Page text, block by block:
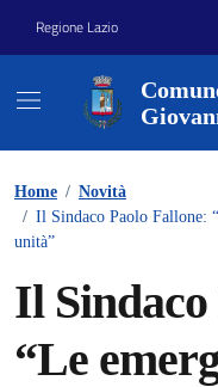
Regione Lazio
Home / Novità
/ Il Sindaco Paolo Fallone:
unità”
Il Sindaco
“Le